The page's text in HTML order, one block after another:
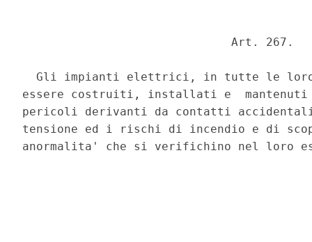
                              Art. 267.
Gli impianti elettrici, in tutte le
essere costruiti, installati e
pericoli derivanti da contatti
tensione ed i rischi di incendio e di